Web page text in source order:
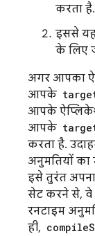
करता है.
इससे यह
के लिए
अगर आपका
आपके
आपके
आपके
करता है.
अनुमतियों का
इसे तुरंत
सेट करने से, वे
रनटाइम
ही,